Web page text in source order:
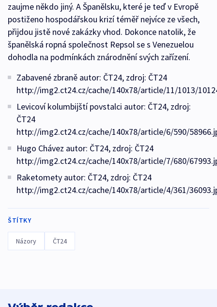
zaujme někdo jiný. A Španělsku, které je teď v Evropě
postiženo hospodářskou krizí téměř nejvíce ze všech,
přijdou jistě nové zakázky vhod. Dokonce natolik, že
španělská ropná společnost Repsol se s Venezuelou
dohodla na podmínkách znárodnění svých zařízení.
Zabavené zbraně autor: ČT24, zdroj: ČT24
http://img2.ct24.cz/cache/140x78/article/11/1013/
Levicoví kolumbijští povstalci autor: ČT24, zdroj:
ČT24
http://img2.ct24.cz/cache/140x78/article/6/590/
Hugo Chávez autor: ČT24, zdroj: ČT24
http://img2.ct24.cz/cache/140x78/article/7/680/
Raketomety autor: ČT24, zdroj: ČT24
http://img2.ct24.cz/cache/140x78/article/4/361/
ŠTÍTKY
Názory ČT24